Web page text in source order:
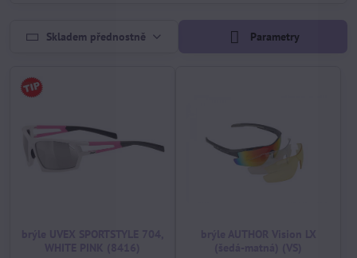
Skladem přednostně Parametry